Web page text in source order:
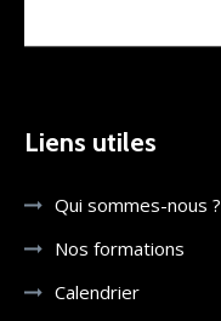
Liens utiles
Qui sommes-nous ?
Nos formations
Calendrier